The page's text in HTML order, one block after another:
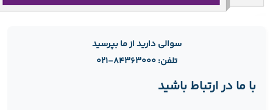
سوالی دارید از ما بپرسید
تلفن: ۸۴۳۶۳۰۰۰-۰۲۱
با ما در ارتباط باشید